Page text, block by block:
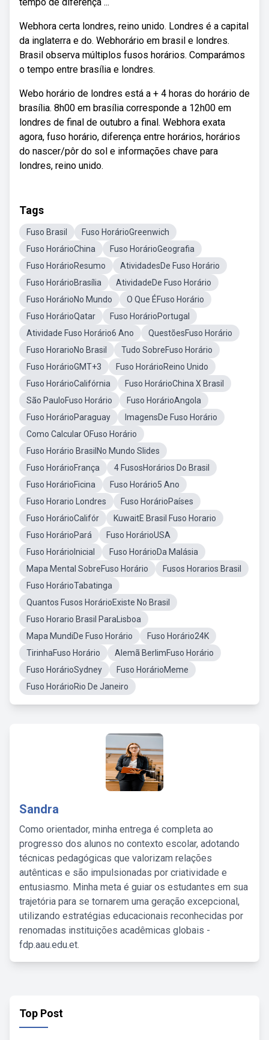
Webhora certa londres, reino unido. Londres é a capital
da inglaterra e do. Webhorário em brasil e londres.
Brasil observa múltiplos fusos horários. Comparámos
o tempo entre brasília e londres.
Webo horário de londres está a + 4 horas do horário de
brasília. 8h00 em brasília corresponde a 12h00 em
londres de final de outubro a final. Webhora exata
agora, fuso horário, diferença entre horários, horários
do nascer/pôr do sol e informações chave para
londres, reino unido.
Tags
Fuso Brasil
Fuso HorárioGreenwich
Fuso HorárioChina
Fuso HorárioGeografia
Fuso HorárioResumo
AtividadesDe Fuso Horário
Fuso HorárioBrasília
AtividadeDe Fuso Horário
Fuso HorárioNo Mundo
O Que ÉFuso Horário
Fuso HorárioQatar
Fuso HorárioPortugal
Atividade Fuso Horário6 Ano
QuestõesFuso Horário
Fuso HorarioNo Brasil
Tudo SobreFuso Horário
Fuso HorárioGMT+3
Fuso HorárioReino Unido
Fuso HorárioCalifórnia
Fuso HorárioChina X Brasil
São PauloFuso Horário
Fuso HorárioAngola
Fuso HorárioParaguay
ImagensDe Fuso Horário
Como Calcular OFuso Horário
Fuso Horário BrasilNo Mundo Slides
Fuso HorárioFrança
4 FusosHorários Do Brasil
Fuso HorárioFicina
Fuso Horário5 Ano
Fuso Horario Londres
Fuso HorárioPaíses
Fuso HorárioCalifór
KuwaitE Brasil Fuso Horario
Fuso HorárioPará
Fuso HorárioUSA
Fuso HorárioInicial
Fuso HorárioDa Malásia
Mapa Mental SobreFuso Horário
Fusos Horarios Brasil
Fuso HorárioTabatinga
Quantos Fusos HorárioExiste No Brasil
Fuso Horario Brasil ParaLisboa
Mapa MundiDe Fuso Horário
Fuso Horário24K
TirinhaFuso Horário
Alemã BerlimFuso Horário
Fuso HorárioSydney
Fuso HorárioMeme
Fuso HorárioRio De Janeiro
Sandra
Como orientador, minha entrega é completa ao
progresso dos alunos no contexto escolar, adotando
técnicas pedagógicas que valorizam relações
autênticas e são impulsionadas por criatividade e
entusiasmo. Minha meta é guiar os estudantes em sua
trajetória para se tornarem uma geração excepcional,
utilizando estratégias educacionais reconhecidas por
renomadas instituições acadêmicas globais -
fdp.aau.edu.et.
Top Post